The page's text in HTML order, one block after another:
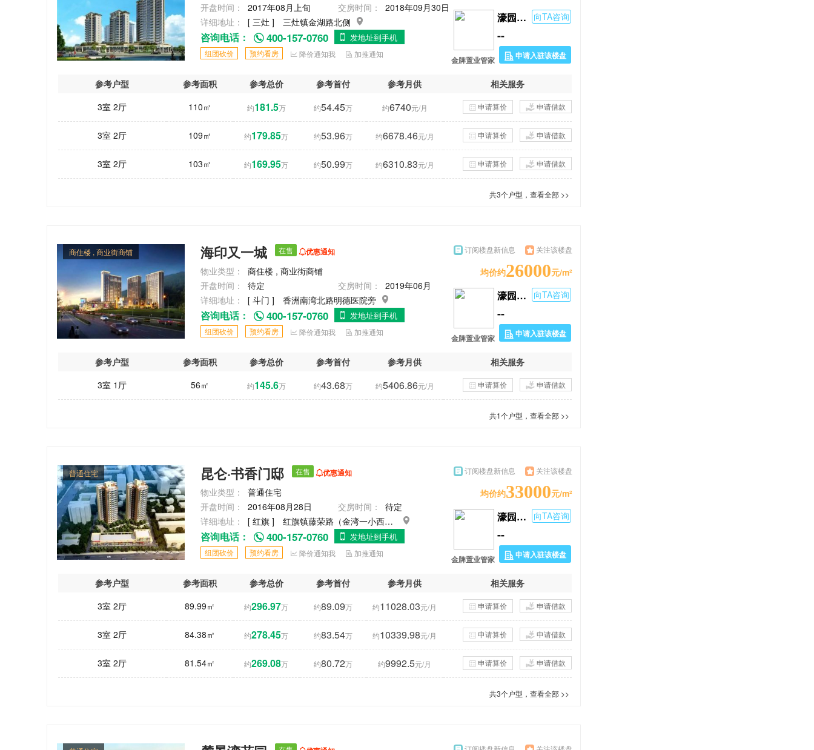
开盘时间：
2017年08月上旬 交房时间：
2018年09月30日
详细地址：
[ 三灶 ] 三灶镇金湖路北侧
咨询电话： 400-157-0760 发地址到手机
组团砍价 预约看房 降价通知我 加推通知
向TA咨询
濠园雅居
--
申请入驻该楼盘
金牌置业管家
参考户型 参考面积 参考总价 参考首付 参考月供
相关服务
3室 2厅
110㎡ 约181.5万 约54.45万 约6740元/月 申请借款
申请算价
3室 2厅 109㎡ 约179.85万 约53.96万 约6678.46元/月 申请借款
申请算价
3室 2厅 103㎡ 约169.95万 约50.99万 约6310.83元/月 申请借款
申请算价
共3个户型，查看全部 >>
商住楼 , 商业街商铺 海印又一城 在售 优惠通知
物业类型：
商住楼 , 商业街商铺
开盘时间：
待定 交房时间：
2019年06月
详细地址：
[ 斗门 ] 香洲南湾北路明德医院旁
咨询电话： 400-157-0760 发地址到手机
组团砍价 预约看房 降价通知我 加推通知
订阅楼盘新信息 关注该楼盘
均价约26000元/m²
向TA咨询
濠园雅居
--
申请入驻该楼盘
金牌置业管家
参考户型 参考面积 参考总价 参考首付 参考月供
相关服务
3室 1厅
56㎡ 约145.6万 约43.68万 约5406.86元/月 申请借款
申请算价
共1个户型，查看全部 >>
普通住宅 昆仑·书香门邸 在售 优惠通知
物业类型：
普通住宅
开盘时间：
2016年08月28日 交房时间：
待定
详细地址：
[ 红旗 ] 红旗镇藤荣路（金湾一小西侧）
咨询电话： 400-157-0760 发地址到手机
组团砍价 预约看房 降价通知我 加推通知
订阅楼盘新信息 关注该楼盘
均价约33000元/m²
向TA咨询
濠园雅居
--
申请入驻该楼盘
金牌置业管家
参考户型 参考面积 参考总价 参考首付 参考月供
相关服务
3室 2厅
89.99㎡ 约296.97万 约89.09万 约11028.03元/月 申请借款
申请算价
3室 2厅 84.38㎡ 约278.45万 约83.54万 约10339.98元/月 申请借款
申请算价
3室 2厅 81.54㎡ 约269.08万 约80.72万 约9992.5元/月 申请借款
申请算价
共3个户型，查看全部 >>